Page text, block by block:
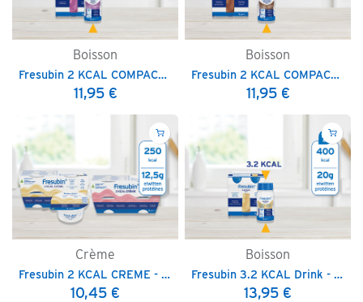
Boisson
Fresubin 2 KCAL COMPACT Drink - 125 ml
11,95€
Boisson
Fresubin 2 KCAL COMPACT FIBRE Drink - 125 ml
11,95€
Crème
Fresubin 2 KCAL CREME - 125 g
10,45 €
Boisson
Fresubin 3.2 KCAL Drink - 125 ml
13,95 €